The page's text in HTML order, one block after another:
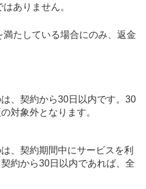
ありません。
たしている場合にのみ、返金
、契約から30日以内です。30
対象外となります。
、契約期間中にサービスを利
約から30日以内であれば、全